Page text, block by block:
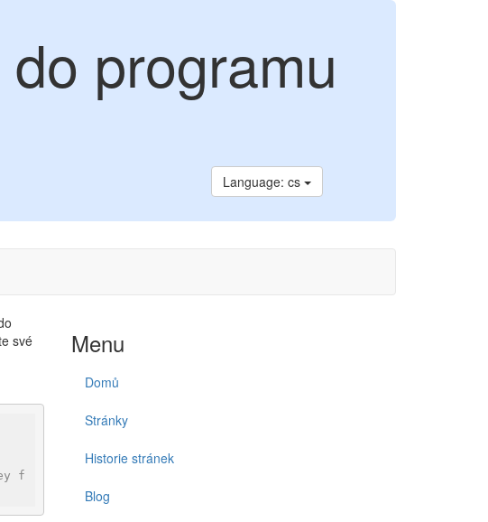
programu
Language: cs
své
f
Menu
Domů
Stránky
Historie stránek
Blog